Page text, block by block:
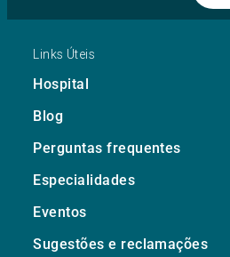
Links Úteis
Hospital
Blog
Perguntas frequentes
Especialidades
Eventos
Sugestões e reclamações